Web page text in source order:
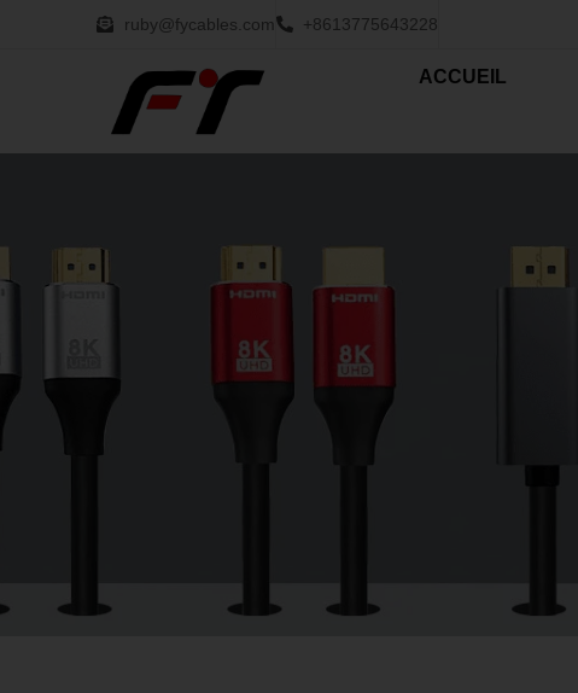
ruby@fycables.com +8613775643228
ACCUEIL